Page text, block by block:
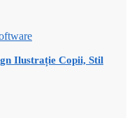
Ilustrație Copii, Stil